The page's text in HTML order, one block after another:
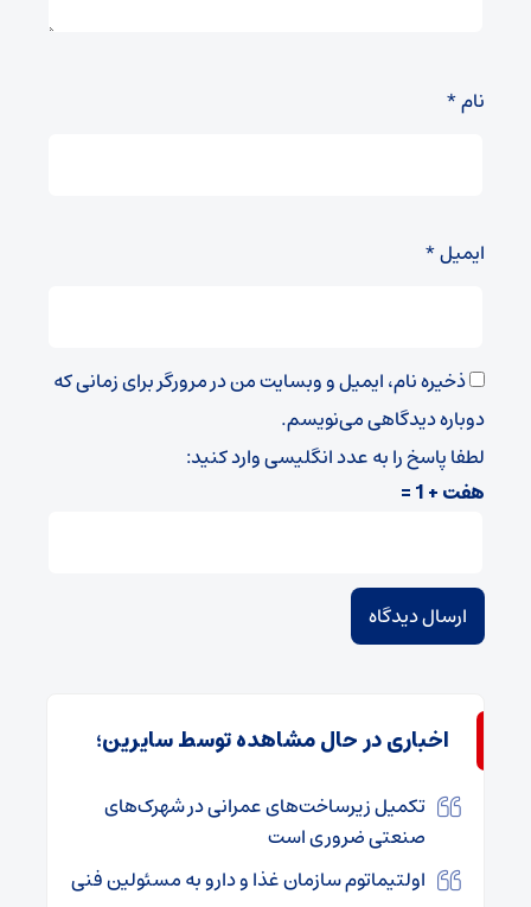
نام*
ایمیل*
ذخیره نام، ایمیل و وبسایت من در مرورگر برای زمانی که
دوباره دیدگاهی می‌نویسم.
لطفا پاسخ را به عدد انگلیسی وارد کنید:
هفت + 1 =
اخباری در حال مشاهده توسط سایرین؛
تکمیل زیرساخت‌های عمرانی در شهرک‌های
صنعتی ضروری است
اولتیماتوم سازمان غذا و دارو به مسئولین فنی